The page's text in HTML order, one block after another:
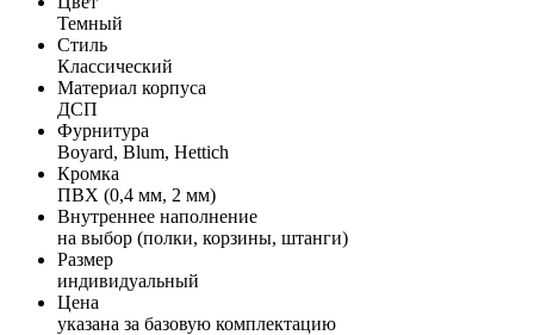
Темный
Стиль
Классический
Материал корпуса
ДСП
Фурнитура
Boyard, Blum, Hettich
Кромка
ПВХ (0,4 мм, 2 мм)
Внутреннее наполнение
на выбор (полки, корзины, штанги)
Размер
индивидуальный
Цена
указана за базовую комплектацию